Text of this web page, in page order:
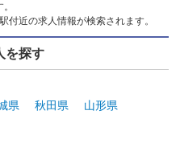
付近の求人情報が検索されます。
を探す
県 秋田県 山形県